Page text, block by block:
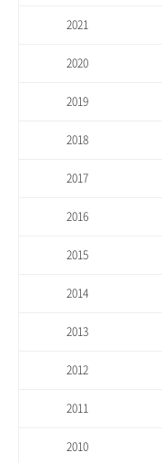
2021
2020
2019
2018
2017
2016
2015
2014
2013
2012
2011
2010